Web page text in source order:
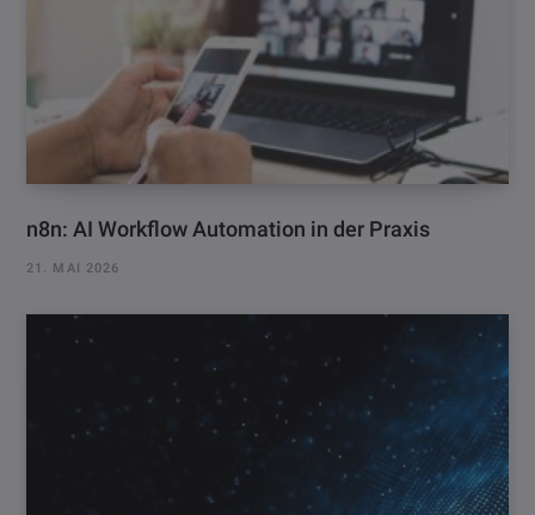
n8n: AI Workflow Automation in der Praxis
21. MAI 2026